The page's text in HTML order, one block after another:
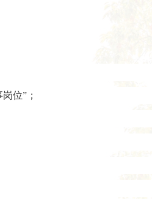
位”；